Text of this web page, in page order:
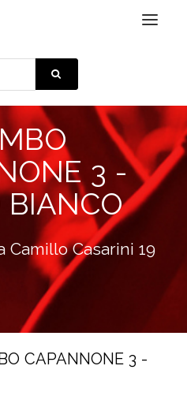
Toggle
3 -
BIANCO
Camillo Casarini 19
CAPANNONE 3 -